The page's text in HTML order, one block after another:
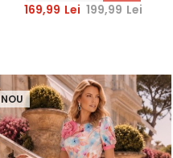
169,99 Lei 199,99 Lei
NOU